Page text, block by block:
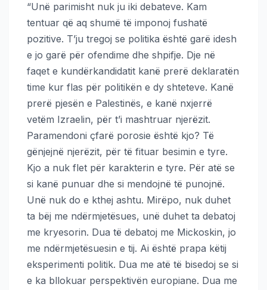
“Unë parimisht nuk ju iki debateve. Kam
tentuar që aq shumë të imponoj fushatë
pozitive. T’ju tregoj se politika është garë idesh
e jo garë për ofendime dhe shpifje. Dje në
faqet e kundërkandidatit kanë prerë deklaratën
time kur flas për politikën e dy shteteve. Kanë
prerë pjesën e Palestinës, e kanë nxjerrë
vetëm Izraelin, për t’i mashtruar njerëzit.
Paramendoni çfarë porosie është kjo? Të
gënjejnë njerëzit, për të fituar besimin e tyre.
Kjo a nuk flet për karakterin e tyre. Për atë se
si kanë punuar dhe si mendojnë të punojnë.
Unë nuk do e kthej ashtu. Mirëpo, nuk duhet
ta bëj me ndërmjetësues, unë duhet ta debatoj
me kryesorin. Dua të debatoj me Mickoskin, jo
me ndërmjetësuesin e tij. Ai është prapa këtij
eksperimenti politik. Dua me atë të bisedoj se si
e ka bllokuar perspektivën europiane. Dua me